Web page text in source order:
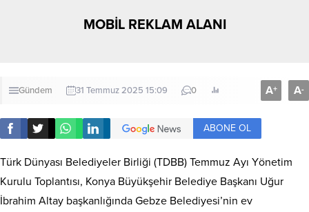
MOBİL REKLAM ALANI
Gündem 31 Temmuz 2025 15:09 0 A+ A-
ABONE OL
Türk Dünyası Belediyeler Birliği (TDBB) Temmuz Ayı Yönetim
Kurulu Toplantısı, Konya Büyükşehir Belediye Başkanı Uğur
İbrahim Altay başkanlığında Gebze Belediyesi’nin ev